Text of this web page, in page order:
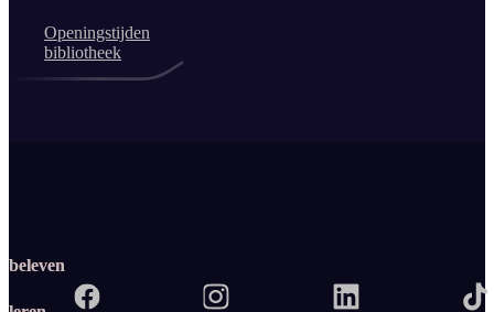
Openingstijden
bibliotheek
beleven